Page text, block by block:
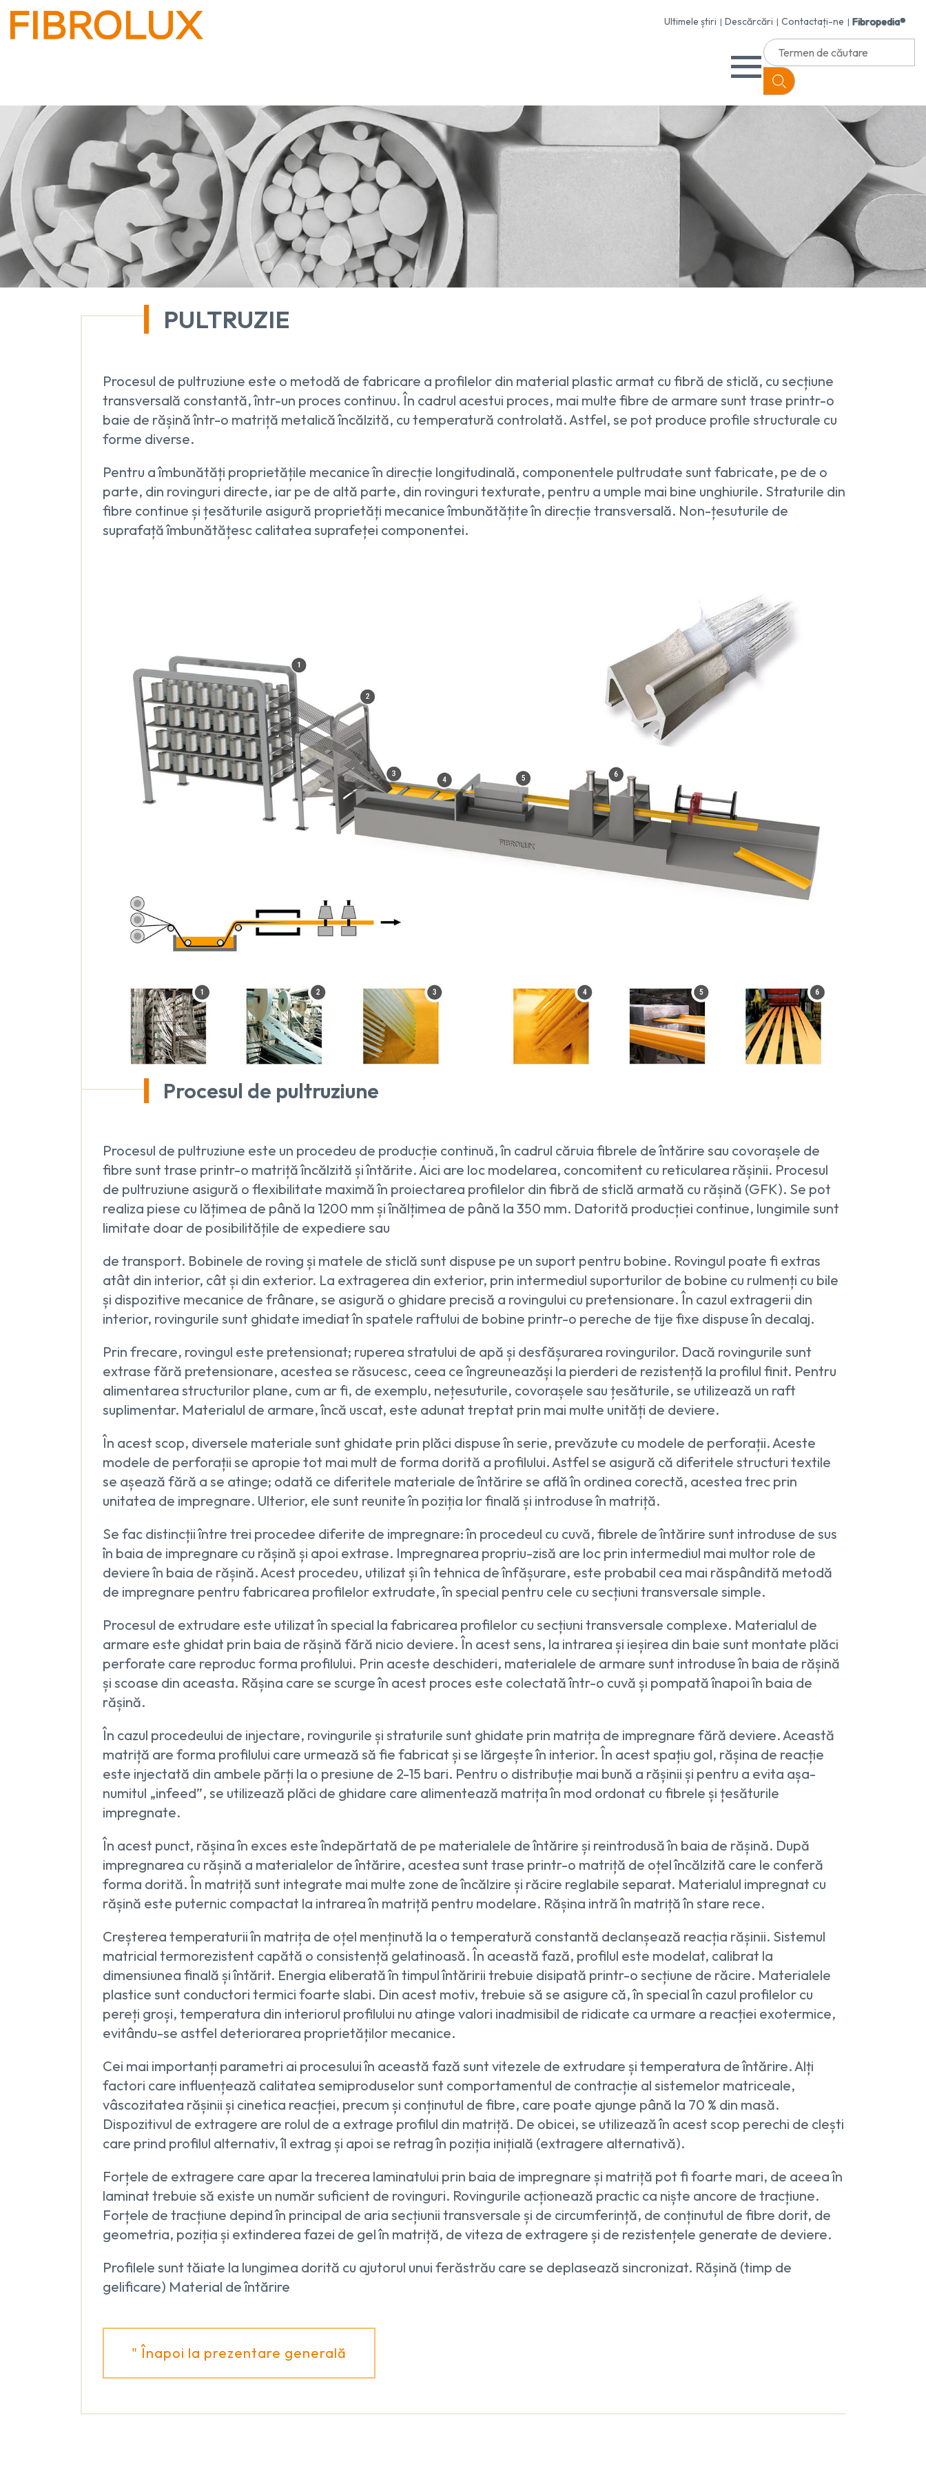
Ultimele știri Descărcări Contactați-ne Fibropedia®
PULTRUZIE
Procesul de pultruziune este o metodă de fabricare a profilelor din material plastic armat cu fibră de sticlă, cu secțiune
transversală constantă, într-un proces continuu. În cadrul acestui proces, mai multe fibre de armare sunt trase printr-o
baie de rășină într-o matriță metalică încălzită, cu temperatură controlată. Astfel, se pot produce profile structurale cu
forme diverse.
Pentru a îmbunătăți proprietățile mecanice în direcție longitudinală, componentele pultrudate sunt fabricate, pe de o
parte, din rovinguri directe, iar pe de altă parte, din rovinguri texturate, pentru a umple mai bine unghiurile. Straturile din
fibre continue și țesăturile asigură proprietăți mecanice îmbunătățite în direcție transversală. Non-țesuturile de
suprafață îmbunătățesc calitatea suprafeței componentei.
Procesul de pultruziune
Procesul de pultruziune este un procedeu de producție continuă, în cadrul căruia fibrele de întărire sau covorașele de
fibre sunt trase printr-o matriță încălzită și întărite. Aici are loc modelarea, concomitent cu reticularea rășinii. Procesul
de pultruziune asigură o flexibilitate maximă în proiectarea profilelor din fibră de sticlă armată cu rășină (GFK). Se pot
realiza piese cu lățimea de până la 1200 mm și înălțimea de până la 350 mm. Datorită producției continue, lungimile sunt
limitate doar de posibilitățile de expediere sau
de transport. Bobinele de roving și matele de sticlă sunt dispuse pe un suport pentru bobine. Rovingul poate fi extras
atât din interior, cât și din exterior. La extragerea din exterior, prin intermediul suporturilor de bobine cu rulmenți cu bile
și dispozitive mecanice de frânare, se asigură o ghidare precisă a rovingului cu pretensionare. În cazul extragerii din
interior, rovingurile sunt ghidate imediat în spatele raftului de bobine printr-o pereche de tije fixe dispuse în decalaj.
Prin frecare, rovingul este pretensionat; ruperea stratului de apă și desfășurarea rovingurilor. Dacă rovingurile sunt
extrase fără pretensionare, acestea se răsucesc, ceea ce îngreuneazăși la pierderi de rezistență la profilul finit. Pentru
alimentarea structurilor plane, cum ar fi, de exemplu, nețesuturile, covorașele sau țesăturile, se utilizează un raft
suplimentar. Materialul de armare, încă uscat, este adunat treptat prin mai multe unități de deviere.
În acest scop, diversele materiale sunt ghidate prin plăci dispuse în serie, prevăzute cu modele de perforații. Aceste
modele de perforații se apropie tot mai mult de forma dorită a profilului. Astfel se asigură că diferitele structuri textile
se așează fără a se atinge; odată ce diferitele materiale de întărire se află în ordinea corectă, acestea trec prin
unitatea de impregnare. Ulterior, ele sunt reunite în poziția lor finală și introduse în matriță.
Se fac distincții între trei procedee diferite de impregnare: în procedeul cu cuvă, fibrele de întărire sunt introduse de sus
în baia de impregnare cu rășină și apoi extrase. Impregnarea propriu-zisă are loc prin intermediul mai multor role de
deviere în baia de rășină. Acest procedeu, utilizat și în tehnica de înfășurare, este probabil cea mai răspândită metodă
de impregnare pentru fabricarea profilelor extrudate, în special pentru cele cu secțiuni transversale simple.
Procesul de extrudare este utilizat în special la fabricarea profilelor cu secțiuni transversale complexe. Materialul de
armare este ghidat prin baia de rășină fără nicio deviere. În acest sens, la intrarea și ieșirea din baie sunt montate plăci
perforate care reproduc forma profilului. Prin aceste deschideri, materialele de armare sunt introduse în baia de rășină
și scoase din aceasta. Rășina care se scurge în acest proces este colectată într-o cuvă și pompată înapoi în baia de
rășină.
În cazul procedeului de injectare, rovingurile și straturile sunt ghidate prin matrița de impregnare fără deviere. Această
matriță are forma profilului care urmează să fie fabricat și se lărgește în interior. În acest spațiu gol, rășina de reacție
este injectată din ambele părți la o presiune de 2-15 bari. Pentru o distribuție mai bună a rășinii și pentru a evita așa-
numitul „infeed”, se utilizează plăci de ghidare care alimentează matrița în mod ordonat cu fibrele și țesăturile
impregnate.
În acest punct, rășina în exces este îndepărtată de pe materialele de întărire și reintrodusă în baia de rășină. După
impregnarea cu rășină a materialelor de întărire, acestea sunt trase printr-o matriță de oțel încălzită care le conferă
forma dorită. În matriță sunt integrate mai multe zone de încălzire și răcire reglabile separat. Materialul impregnat cu
rășină este puternic compactat la intrarea în matriță pentru modelare. Rășina intră în matriță în stare rece.
Creșterea temperaturii în matrița de oțel menținută la o temperatură constantă declanșează reacția rășinii. Sistemul
matricial termorezistent capătă o consistență gelatinoasă. În această fază, profilul este modelat, calibrat la
dimensiunea finală și întărit. Energia eliberată în timpul întăririi trebuie disipată printr-o secțiune de răcire. Materialele
plastice sunt conductori termici foarte slabi. Din acest motiv, trebuie să se asigure că, în special în cazul profilelor cu
pereți groși, temperatura din interiorul profilului nu atinge valori inadmisibil de ridicate ca urmare a reacției exotermice,
evitându-se astfel deteriorarea proprietăților mecanice.
Cei mai importanți parametri ai procesului în această fază sunt vitezele de extrudare și temperatura de întărire. Alți
factori care influențează calitatea semiproduselor sunt comportamentul de contracție al sistemelor matriceale,
vâscozitatea rășinii și cinetica reacției, precum și conținutul de fibre, care poate ajunge până la 70 % din masă.
Dispozitivul de extragere are rolul de a extrage profilul din matriță. De obicei, se utilizează în acest scop perechi de clești
care prind profilul alternativ, îl extrag și apoi se retrag în poziția inițială (extragere alternativă).
Forțele de extragere care apar la trecerea laminatului prin baia de impregnare și matriță pot fi foarte mari, de aceea în
laminat trebuie să existe un număr suficient de rovinguri. Rovingurile acționează practic ca niște ancore de tracțiune.
Forțele de tracțiune depind în principal de aria secțiunii transversale și de circumferință, de conținutul de fibre dorit, de
geometria, poziția și extinderea fazei de gel în matriță, de viteza de extragere și de rezistențele generate de deviere.
Profilele sunt tăiate la lungimea dorită cu ajutorul unui ferăstrău care se deplasează sincronizat. Rășină (timp de
gelificare) Material de întărire
" Înapoi la prezentare generală